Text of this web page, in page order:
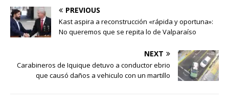
PREVIOUS
Kast aspira a reconstrucción «rápida y oportuna»:
No queremos que se repita lo de Valparaíso
NEXT
Carabineros de Iquique detuvo a conductor ebrio
que causó daños a vehiculo con un martillo